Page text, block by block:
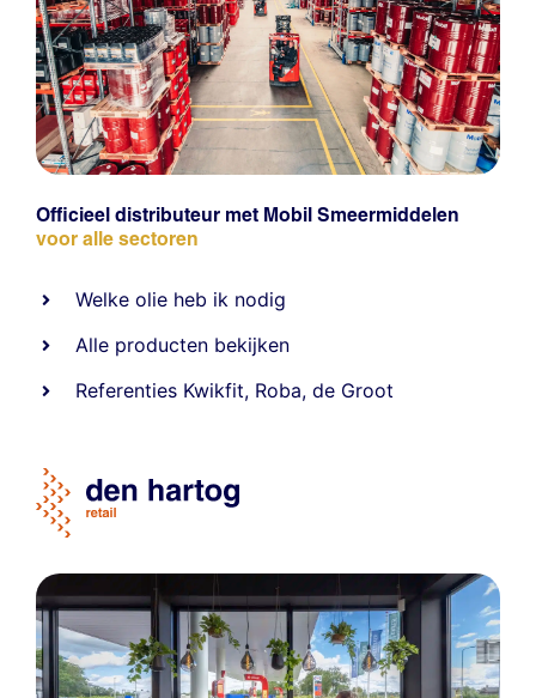
Officieel distributeur met Mobil Smeermiddelen
voor alle sectoren
Welke olie heb ik nodig
Alle producten bekijken
Referenties Kwikfit, Roba,de Groot